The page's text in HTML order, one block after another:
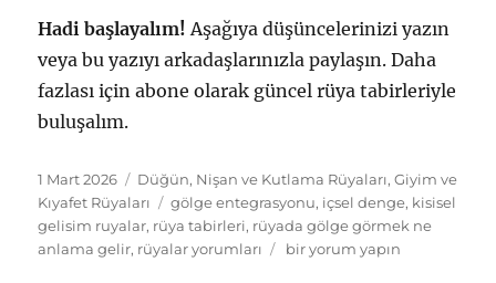
Hadi başlayalım! Aşağıya düşüncelerinizi yazın
veya bu yazıyı arkadaşlarınızla paylaşın. Daha
fazlası için abone olarak güncel rüya tabirleriyle
buluşalım.
Yayın
tarihi
1 Mart 2026 Kategoriler
Düğün, Nişan ve Kutlama Rüyaları,Giyim ve
Kıyafet Rüyaları
Etiketler
gölge entegrasyonu, içsel denge, kisisel
gelisim ruyalar, rüya tabirleri, rüyada gölge görmek ne
anlama gelir, rüyalar yorumları
Rüyada
bir yorum yapın